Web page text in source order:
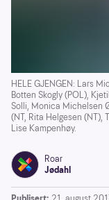
HELE GJENGEN: Lars
Botten Skogly (POL),
Solli, Monica Michelsen
(NT, Rita Helgesen (NT),
Lise Kampenhøy.
Roar
Jødahl